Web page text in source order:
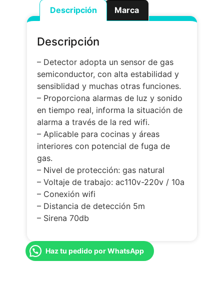
Descripción Marca
Descripción
– Detector adopta un sensor de gas
semiconductor, con alta estabilidad y
sensiblidad y muchas otras funciones.
– Proporciona alarmas de luz y sonido
en tiempo real, informa la situación de
alarma a través de la red wifi.
– Aplicable para cocinas y áreas
interiores con potencial de fuga de
gas.
– Nivel de protección: gas natural
– Voltaje de trabajo: ac110v-220v / 10a
– Conexión wifi
– Distancia de detección 5m
– Sirena 70db
Haz tu pedido por WhatsApp